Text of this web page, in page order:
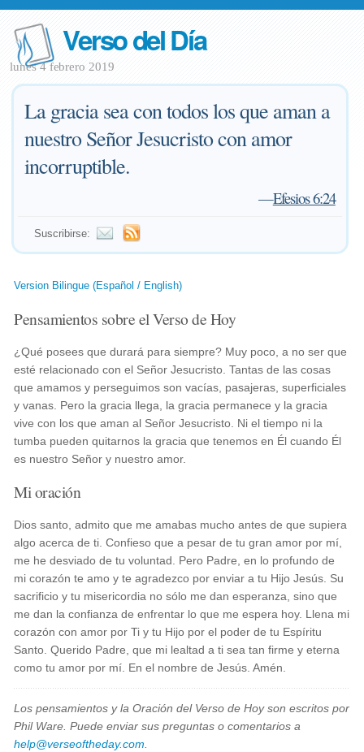
Verso del Día
lunes 4 febrero 2019
La gracia sea con todos los que aman a
nuestro Señor Jesucristo con amor
incorruptible.
—Efesios 6:24
Suscribirse:
Version Bilingue (Español / English)
Pensamientos sobre el Verso de Hoy
¿Qué posees que durará para siempre? Muy poco, a no ser que
esté relacionado con el Señor Jesucristo. Tantas de las cosas
que amamos y perseguimos son vacías, pasajeras, superficiales
y vanas. Pero la gracia llega, la gracia permanece y la gracia
vive con los que aman al Señor Jesucristo. Ni el tiempo ni la
tumba pueden quitarnos la gracia que tenemos en Él cuando Él
es nuestro Señor y nuestro amor.
Mi oración
Dios santo, admito que me amabas mucho antes de que supiera
algo acerca de ti. Confieso que a pesar de tu gran amor por mí,
me he desviado de tu voluntad. Pero Padre, en lo profundo de
mi corazón te amo y te agradezco por enviar a tu Hijo Jesús. Su
sacrificio y tu misericordia no sólo me dan esperanza, sino que
me dan la confianza de enfrentar lo que me espera hoy. Llena mi
corazón con amor por Ti y tu Hijo por el poder de tu Espíritu
Santo. Querido Padre, que mi lealtad a ti sea tan firme y eterna
como tu amor por mí. En el nombre de Jesús. Amén.
Los pensamientos y la Oración del Verso de Hoy son escritos por
Phil Ware. Puede enviar sus preguntas o comentarios a
help@verseoftheday.com